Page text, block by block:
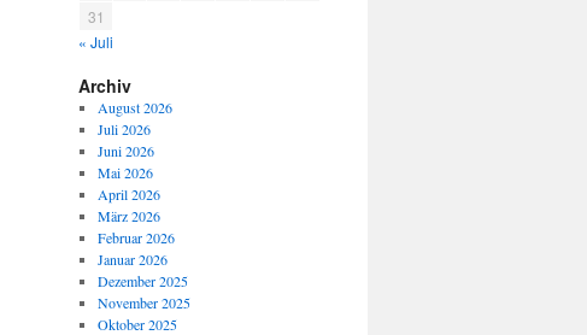
31
« Juli
Archiv
August 2026
Juli 2026
Juni 2026
Mai 2026
April 2026
März 2026
Februar 2026
Januar 2026
Dezember 2025
November 2025
Oktober 2025